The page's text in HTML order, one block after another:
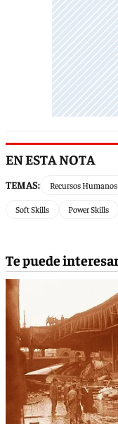
EN ESTA NOTA
TEMAS: Recursos Humanos
Soft Skills Power Skills